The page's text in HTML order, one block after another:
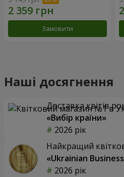
Замовити
Наші досягнення
Доставка квітів
«Вибір країни»
2026 рік
Найкращий
«Ukrainian
2026 рік